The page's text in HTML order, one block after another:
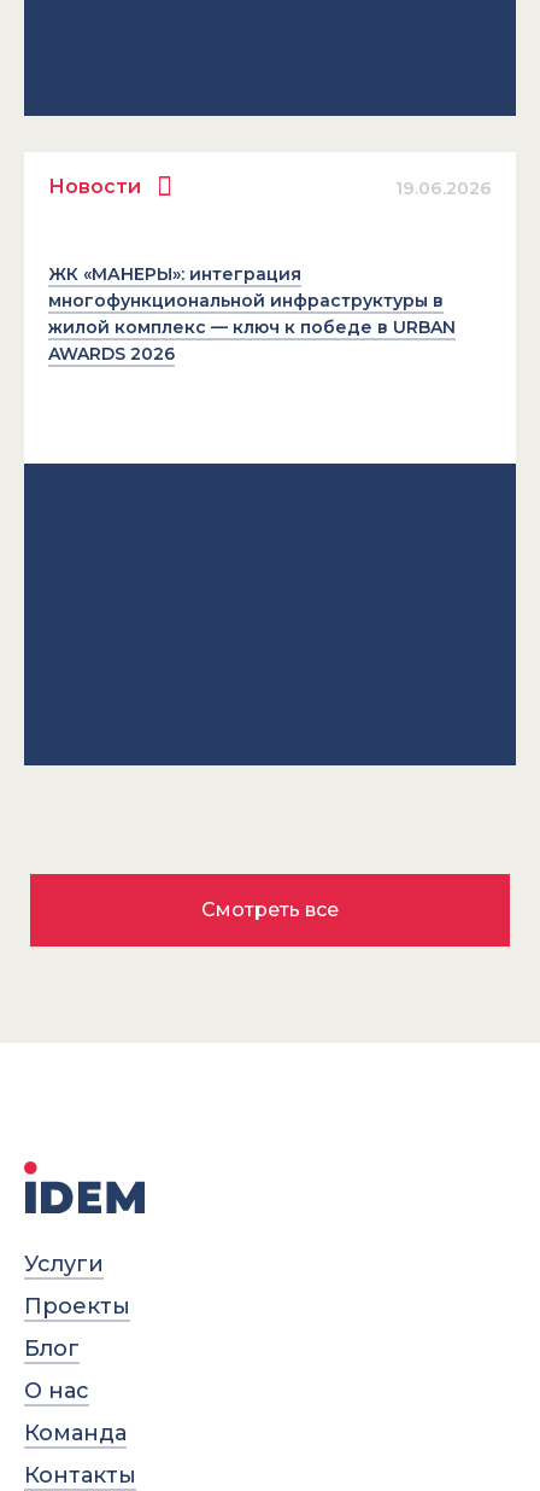
Новости 19.06.2026
ЖК «МАНЕРЫ»: интеграция
многофункциональной инфраструктуры в
жилой комплекс — ключ к победе в URBAN
AWARDS 2026
Смотреть все
Услуги
Проекты
Блог
О нас
Команда
Контакты